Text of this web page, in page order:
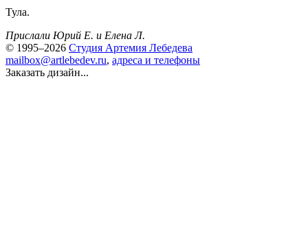
Тула.
Прислали Юрий Е. и Елена Л.
© 1995–2026 Студия Артемия Лебедева
mailbox@artlebedev.ru, адреса и телефоны
Заказать дизайн...